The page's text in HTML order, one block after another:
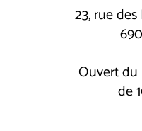
23, rue
Ouvert du
de